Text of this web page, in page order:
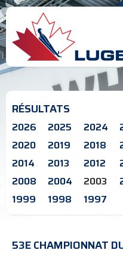
RÉSULTATS
2026 2025 2024
2020
2019 2018
2014
2013 2012
2008
2004 2003
1999
1998 1997
53E CHAMPIONNAT